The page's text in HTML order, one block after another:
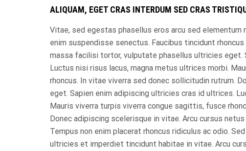
ALIQUAM, EGET CRAS INTERDUM SED CRAS
Vitae, sed egestas phasellus eros arcu sed elementum
enim suspendisse senectus. Faucibus tincidunt
massa facilisi tortor, vulputate phasellus ultricies eget.
Luctus nisi risus lacus, magna metus ultrices morbi.
rhoncus. In vitae viverra sed donec sollicitudin rutrum.
eget. Sapien enim adipiscing ultricies cras id ultrices.
Mauris viverra turpis viverra congue sagittis, fusce
Donec adipiscing scelerisque in vitae. Arcu cursus
Tempus non enim placerat rhoncus ridiculus ac odio.
ultricies et imperdiet tincidunt habitae in vitae. Arcu